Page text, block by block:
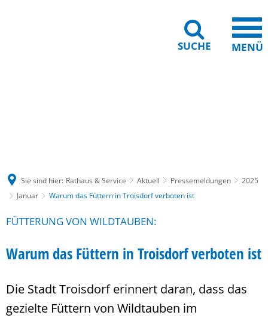
SUCHE MENÜ
Sie sind hier: Rathaus & Service Aktuell Pressemeldungen
2025
Januar
Warum das Füttern in Troisdorf verboten ist
FÜTTERUNG VON WILDTAUBEN:
Warum das Füttern in Troisdorf verboten ist
Die Stadt Troisdorf erinnert daran, dass das
gezielte Füttern von Wildtauben im